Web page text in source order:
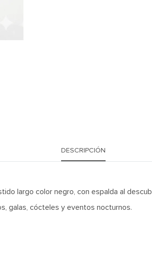
DESCRIPCIÓN
largo color negro, con espalda al
galas, cócteles y eventos nocturnos.